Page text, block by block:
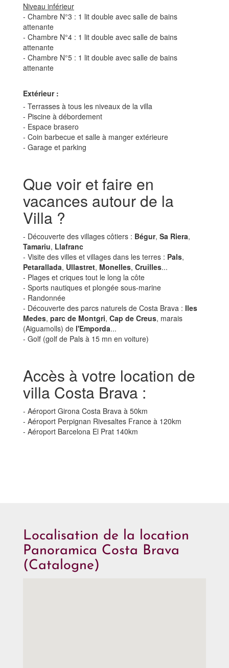
Niveau inférieur
- Chambre N°3 : 1 lit double avec salle de bains
attenante
- Chambre N°4 : 1 lit double avec salle de bains
attenante
- Chambre N°5 : 1 lit double avec salle de bains
attenante
Extérieur :
- Terrasses à tous les niveaux de la villa
- Piscine à débordement
- Espace brasero
- Coin barbecue et salle à manger extérieure
- Garage et parking
Que voir et faire en
vacances autour de la
Villa ?
- Découverte des villages côtiers : Bégur, Sa Riera,
Tamariu, Llafranc
- Visite des villes et villages dans les terres : Pals,
Petarallada, Ullastret, Monelles, Cruilles...
- Plages et criques tout le long la côte
- Sports nautiques et plongée sous-marine
- Randonnée
- Découverte des parcs naturels de Costa Brava : Iles
Medes, parc de Montgri, Cap de Creus, marais
(Aiguamolls) de l'Emporda...
- Golf (golf de Pals à 15 mn en voiture)
Accès à votre location de
villa Costa Brava :
- Aéroport Girona Costa Brava à 50km
- Aéroport Perpignan Rivesaltes France à 120km
- Aéroport Barcelona El Prat 140km
Localisation de la location
Panoramica Costa Brava
(Catalogne)